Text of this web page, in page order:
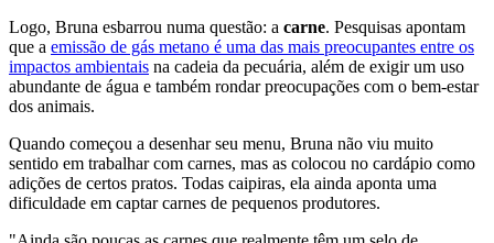
Logo, Bruna esbarrou numa questão: a carne. Pesquisas apontam
que a emissão de gás metano é uma das mais preocupantes entre os
impactos ambientais na cadeia da pecuária, além de exigir um uso
abundante de água e também rondar preocupações com o bem-estar
dos animais.
Quando começou a desenhar seu menu, Bruna não viu muito
sentido em trabalhar com carnes, mas as colocou no cardápio como
adições de certos pratos. Todas caipiras, ela ainda aponta uma
dificuldade em captar carnes de pequenos produtores.